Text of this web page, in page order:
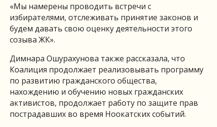
«Мы намерены проводить встречи с
избирателями, отслеживать принятие законов и
будем давать свою оценку деятельности этого
созыва ЖК».
Димнара Ошурахунова также рассказала, что
Коалиция продолжает реализовывать программу
по развитию гражданского общества,
нахождению и обучению новых гражданских
активистов, продолжает работу по защите прав
пострадавших во время Ноокатских событий.